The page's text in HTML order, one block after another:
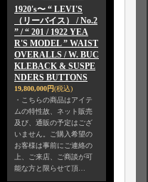
1920's〜 “ LEVI'S
（リーバイス） / No.2
” / “ 201 / 1922 YEA
R'S MODEL ” WAIST
OVERALLS / W. BUC
KLEBACK & SUSPE
NDERS BUTTONS
19,800,000円(税込)
・こちらの商品はアイテ
ムの特性故、ネット販売
及び、通販の予定はござ
いません。ご購入希望の
お客様は事前にご連絡の
上、ご来店、ご商談が可
能な方と限らせて頂…